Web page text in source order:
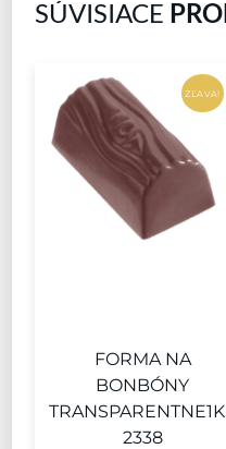
SÚVISIACE
ZĽAVA!
FORMA NA
BONBÓNY
2338